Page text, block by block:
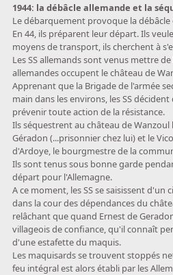
1944: la débâcle allemande et la
Le débarquement provoque la débâcle
En 44, ils préparent leur départ. Ils
moyens de transport, ils cherchent à
Les SS allemands sont venus mettre
allemandes occupent le château de
Apprenant que la Brigade de l'armée
main dans les environs, les SS
prévenir toute action de la résistance.
Ils séquestrent au château de Wanzoul
Géradon (...prisonnier chez lui) et le
d'Ardoye, le bourgmestre de la
Ils sont tenus sous bonne garde
départ pour l'Allemagne.
A ce moment, les SS se saisissent d'un
dans la cour des dépendances du
relâchant que quand Ernest de
villageois de confiance, qu'il connaît
d'une estafette du maquis.
Les maquisards se trouvent stoppés
feu intégral est alors établi par les